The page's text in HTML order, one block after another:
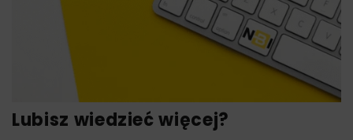
Lubisz wiedzieć więcej?